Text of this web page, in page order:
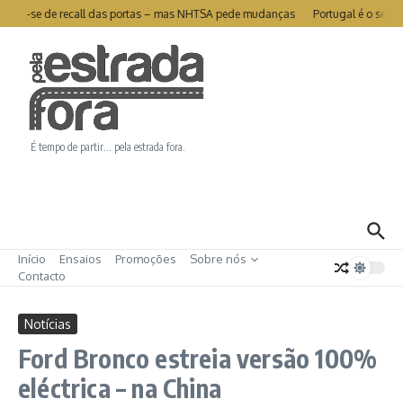
Ir para o conteúdo
se de recall das portas – mas NHTSA pede mudanças Portugal é o
É tempo de partir… pela estrada fora.
Início Ensaios Promoções
Sobre nós
Contacto
Notícias
Ford Bronco estreia versão 100%
eléctrica – na China